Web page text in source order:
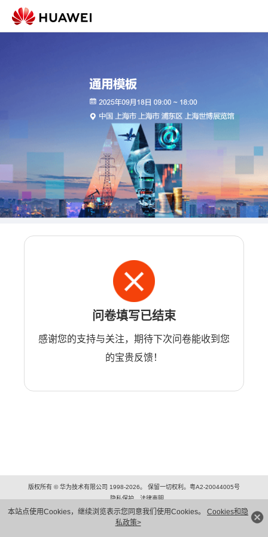
本站点使用Cookies，继续浏览表示您同意我们使用Cookies。 Cookies和隐
私政策>
问卷填写已结束
感谢您的支持与关注，期待下次问卷能收到您
的宝贵反馈！
版权所有 © 华为技术有限公司 1998-2026。 保留一切权利。粤A2-20044005号
隐私保护
法律声明